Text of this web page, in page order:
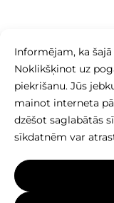
Informējam, ka
Noklikšķinot uz
piekrišanu. Jūs
mainot interneta
dzēšot saglabātās
sīkdatnēm var
+371 26 256 256
Šīs vietnes saturs,
mozaika īpašums,